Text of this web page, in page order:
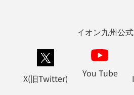
イオン九州公
X(旧Twitter) You Tube